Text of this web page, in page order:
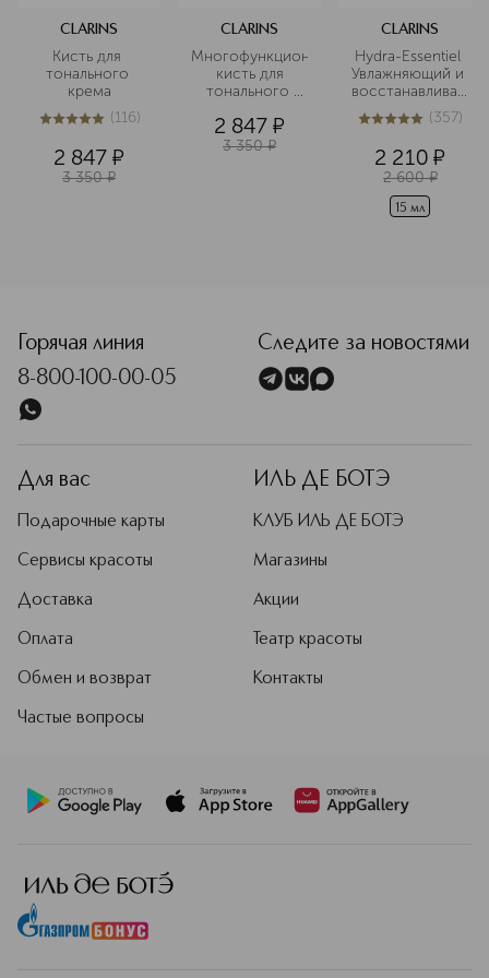
CLARINS
Кисть для
тонального
крема
5из 5116 (116)
2 847 ¤
3 350 ¤
CLARINS
Многофункциональная
кисть для
тонального
2 847 ¤
3 350 ¤
CLARINS
Hydra-Essentiel
Увлажняющий и
бальзам для губ
5из 5357 (357)
2 210 ¤
2 600 ¤
15 мл
Горячая линия
8-800-100-00-05
Следите за новостями
Для вас
Подарочные карты
Сервисы красоты
Доставка
Оплата
Обмен и возврат
Частые вопросы
ИЛЬ ДЕ БОТЭ
КЛУБ ИЛЬ ДЕ БОТЭ
Магазины
Акции
Театр красоты
Контакты